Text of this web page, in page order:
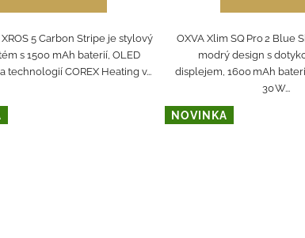
5 Carbon Stripe je stylový
s 1500 mAh baterií, OLED
technologií COREX Heating v...
OXVA Xlim SQ Pro 2 Blue
modrý design s
displejem, 1600 mAh
30 W...
NOVINKA